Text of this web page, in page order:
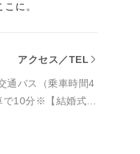
に。
アクセス／TEL
通バス（乗車時間4
10分※【結婚式当